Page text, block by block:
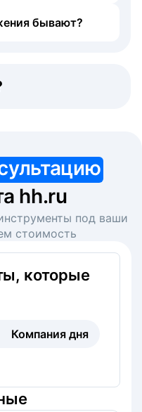
бывают?
hh.ru
под ваши
стоимость
которые
Компания дня